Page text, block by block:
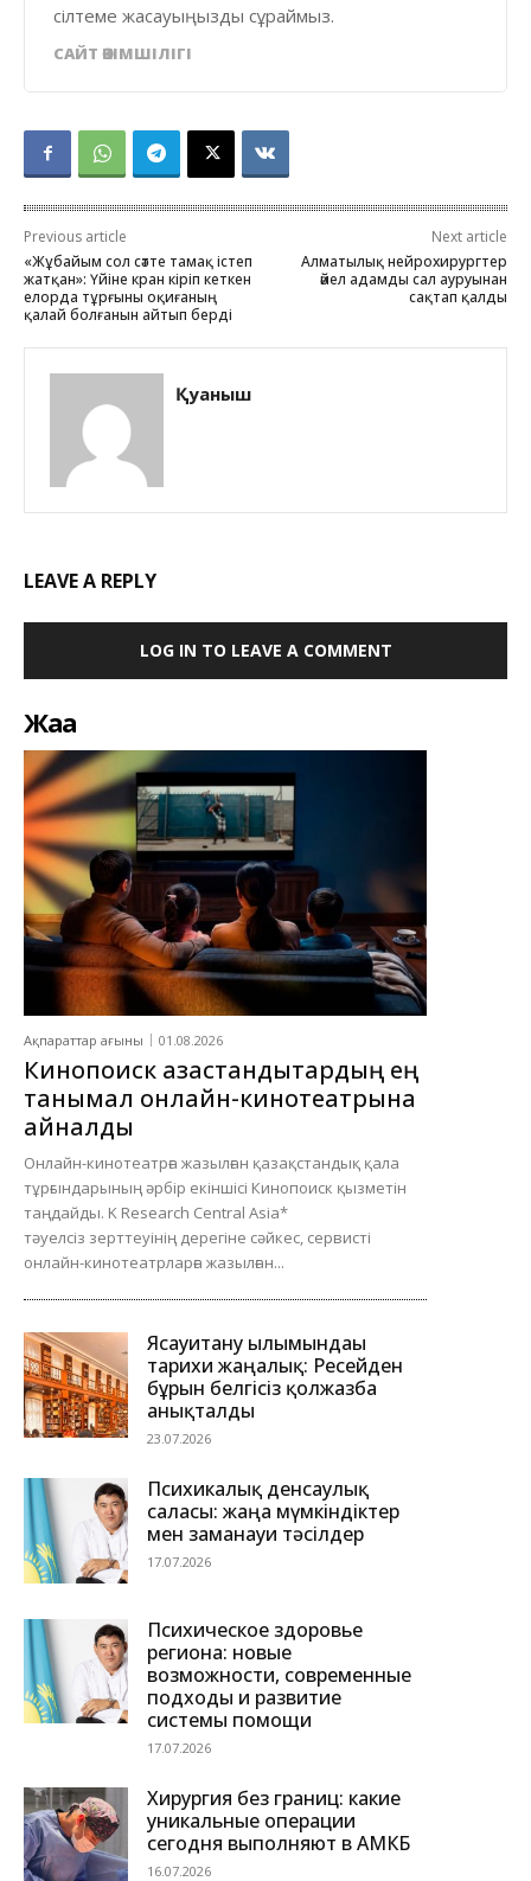
сілтеме жасауыңызды сұраймыз.
САЙТ ӘКІМШІЛІГІ
Previous article
«Жұбайым сол сәтте тамақ істеп
жатқан»: Үйіне кран кіріп кеткен
елорда тұрғыны оқиғаның
қалай болғанын айтып берді
Next article
Алматылық нейрохирургтер
әйел адамды сал ауруынан
сақтап қалды
Қуаныш
LEAVE A REPLY
LOG IN TO LEAVE A COMMENT
Жаңа
Ақпараттар ағыны 01.08.2026
Кинопоиск қазақстандықтардың ең
танымал онлайн-кинотеатрына
айналды
Онлайн-кинотеатрға жазылған қазақстандық қала
тұрғындарының әрбір екіншісі Кинопоиск қызметін
таңдайды. K Research Central Asia*
тәуелсіз зерттеуінің дерегіне сәйкес, сервисті
онлайн-кинотеатрларға жазылған...
Ясауитану ғылымындағы
тарихи жаңалық: Ресейден
бұрын белгісіз қолжазба
анықталды
23.07.2026
Психикалық денсаулық
саласы: жаңа мүмкіндіктер
мен заманауи тәсілдер
17.07.2026
Психическое здоровье
региона: новые
возможности, современные
подходы и развитие
системы помощи
17.07.2026
Хирургия без границ: какие
уникальные операции
сегодня выполняют в АМКБ
16.07.2026